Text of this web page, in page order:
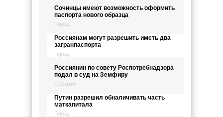
Сочинцы имеют возможность оформить
паспорта нового образца
Город
Россиянам могут разрешить иметь два
загранпаспорта
Город
Россиянин по совету Роспотребнадзора
подал в суд на Земфиру
События
Путин разрешил обналичивать часть
маткапитала
Город